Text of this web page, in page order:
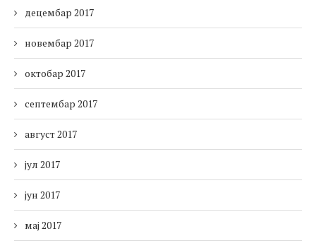
децембар 2017
новембар 2017
октобар 2017
септембар 2017
август 2017
јул 2017
јун 2017
мај 2017